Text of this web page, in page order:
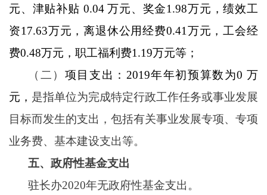
元、津贴补贴 0.04 万元、奖金1.98万元，绩效工
资17.63万元，离退休公用经费0.41万元，工会经
费0.48万元，职工福利费1.19万元等；
（二） 项目支出： 2019年年初预算数为0 万
元， 是指单位为完成特定行政工作任务或事业发展
目标而发生的支出，包括有关事业发展专项、专项
业务费、基本建设支出等。
五、政府性基金支出
驻长办2020年无政府性基金支出。